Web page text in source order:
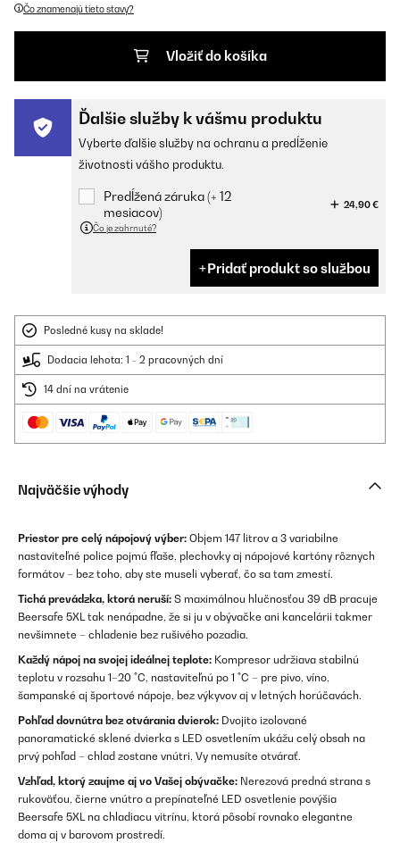
Čo znamenajú tieto stavy?
Vložiť do košíka
Ďalšie služby k vášmu produktu
Vyberte ďalšie služby na ochranu a predĺženie
životnosti vášho produktu.
Predĺžená záruka (+ 12
mesiacov)
24,90 €
Čo je zahrnuté?
Pridať produkt so službou
Posledné kusy na sklade!
Dodacia lehota: 1 - 2 pracovných dní
14 dní na vrátenie
Najväčšie výhody
Priestor pre celý nápojový výber: Objem 147 litrov a 3 variabilne
nastaviteľné police pojmú fľaše, plechovky aj nápojové kartóny rôznych
formátov – bez toho, aby ste museli vyberať, čo sa tam zmestí.
Tichá prevádzka, ktorá neruší: S maximálnou hlučnosťou 39 dB pracuje
Beersafe 5XL tak nenápadne, že si ju v obývačke ani kancelárii takmer
nevšimnete – chladenie bez rušivého pozadia.
Každý nápoj na svojej ideálnej teplote: Kompresor udržiava stabilnú
teplotu v rozsahu 1–20 °C, nastaviteľnú po 1 °C – pre pivo, víno,
šampanské aj športové nápoje, bez výkyvov aj v letných horúčavách.
Pohľad dovnútra bez otvárania dvierok: Dvojito izolované
panoramatické sklené dvierka s LED osvetlením ukážu celý obsah na
prvý pohľad – chlad zostane vnútri, Vy nemusíte otvárať.
Vzhľad, ktorý zaujme aj vo Vašej obývačke: Nerezová predná strana s
rukoväťou, čierne vnútro a prepínateľné LED osvetlenie povýšia
Beersafe 5XL na chladiacu vitrínu, ktorá pôsobí rovnako elegantne
doma aj v barovom prostredí.